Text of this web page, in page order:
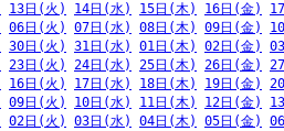
13日(火) 14日(水) 15日(木) 16日(金)
06日(火) 07日(水) 08日(木) 09日(金)
30日(火) 31日(水) 01日(木) 02日(金)
23日(火) 24日(水) 25日(木) 26日(金)
16日(火) 17日(水) 18日(木) 19日(金)
09日(火) 10日(水) 11日(木) 12日(金)
02日(火) 03日(水) 04日(木) 05日(金)